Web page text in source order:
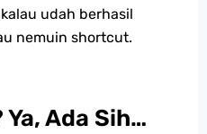
udah berhasil
nemuin shortcut.
Ada Sih…